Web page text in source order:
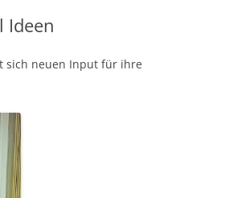
Ideen
sich neuen Input für ihre